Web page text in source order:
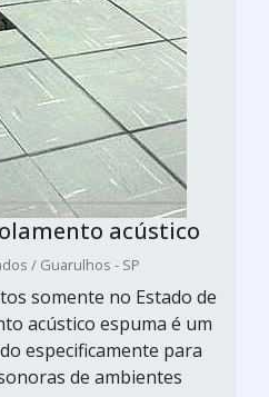
acústico
/ Guarulhos - SP
somente no Estado de
acústico espuma é um
especificamente para
de ambientes